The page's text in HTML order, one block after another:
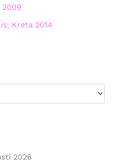
2009
Kreta 2014
2026